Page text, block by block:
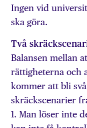
Ingen vid
ska göra.
Två
Balansen mellan
rättigheterna och
kommer att bli
skräckscenarier
1. Man löser inte